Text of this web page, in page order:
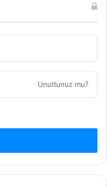
Unuttunuz mu?